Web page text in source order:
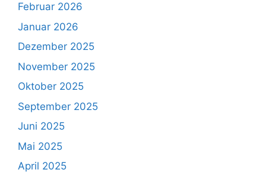
Februar 2026
Januar 2026
Dezember 2025
November 2025
Oktober 2025
September 2025
Juni 2025
Mai 2025
April 2025